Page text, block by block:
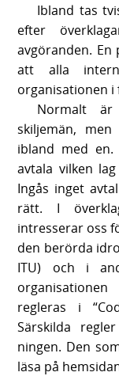
Ibland tas
efter
avgöranden.
att alla
organisationen
Normalt
skiljemän,
ibland med
avtala vilken
Ingås inget
rätt. I
intresserar oss
den berörda
ITU) och i
regleras i
Särskilda
ningen. Den
läsa på